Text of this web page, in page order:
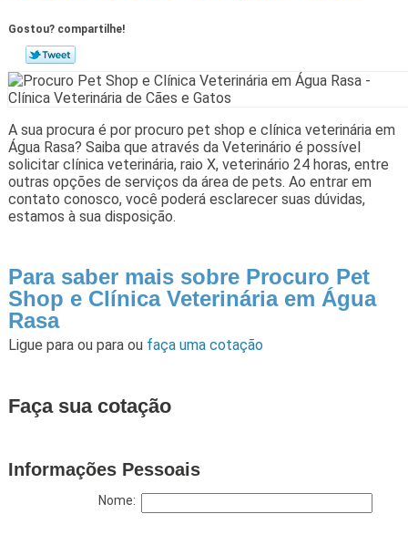
Gostou? compartilhe!
A sua procura é por procuro pet shop e clínica veterinária em
Água Rasa? Saiba que através da Veterinário é possível
solicitar clínica veterinária, raio X, veterinário 24 horas, entre
outras opções de serviços da área de pets. Ao entrar em
contato conosco, você poderá esclarecer suas dúvidas,
estamos à sua disposição.
Para saber mais sobre Procuro Pet
Shop e Clínica Veterinária em Água
Rasa
Ligue para ou para ou faça uma cotação
Faça sua cotação
Informações Pessoais
Nome: